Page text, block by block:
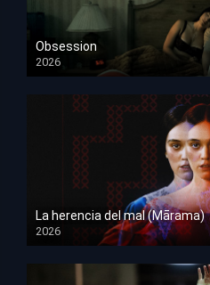
Obsession
2026
HD 1080p
La herencia del mal (Mārama)
2026
HD 1080p